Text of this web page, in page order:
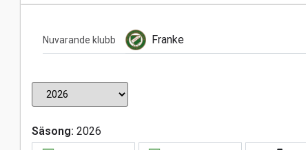
Nuvarande klubb Franke
Säsong: 2026